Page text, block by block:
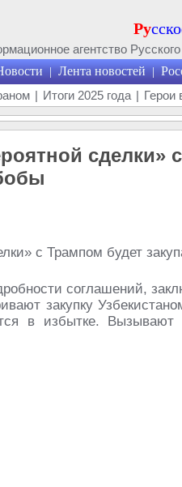
Ру
агентство
| Лента новостей |
| Итоги 2025 года | Герои
сделки»
соглашений,
закупку
в избытке.